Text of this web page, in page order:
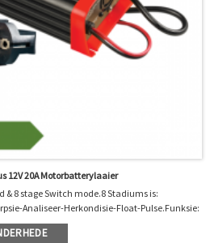
12V 20A Motorbatterylaaier
& 8 stage Switch mode.8 Stadiums is:
Analiseer-Herkondisie-Float-Pulse.Funksie:
3. Nie battery skakel beskerming 4.
beskerming 6. Oor temperatuur